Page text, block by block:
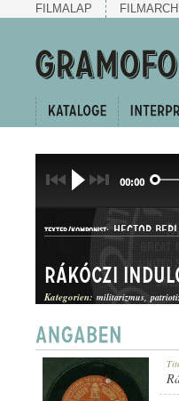
FILMALAP
00:00
TEXTER/KOMPONIST: HECTOR
INDULÓ
Rákóczi
Kategorien: militarizmus